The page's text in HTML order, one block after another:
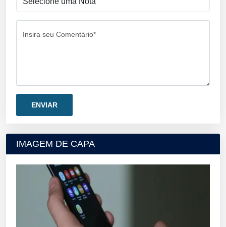
Insira seu Comentário*
IMAGEM DE CAPA